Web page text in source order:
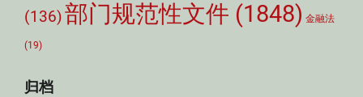
(136)部门规范性文件 (1848) 金融法
(19)
归档